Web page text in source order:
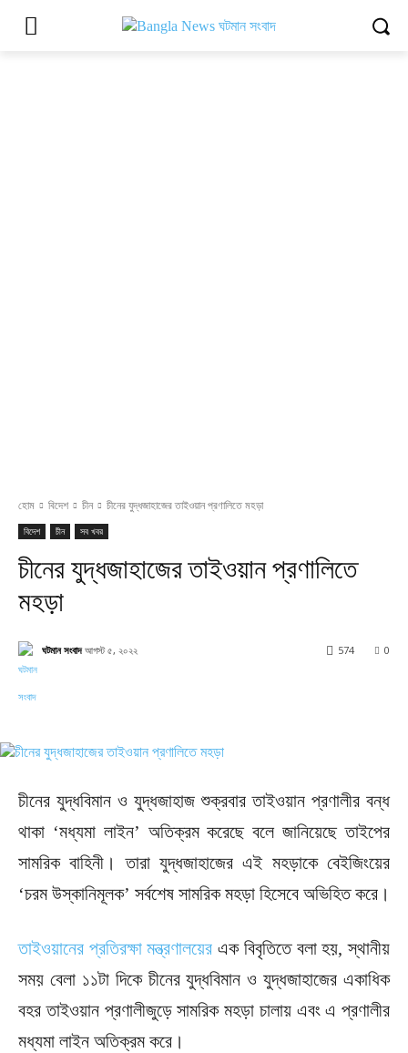
হোম বিদেশ চীন চীনের যুদ্ধজাহাজের তাইওয়ান প্রণালিতে মহড়া
বিদেশ চীন সব খবর
চীনের যুদ্ধজাহাজের তাইওয়ান প্রণালিতে
মহড়া
ঘটমান সংবাদ আগস্ট ৫, ২০২২ 0
574
চীনের যুদ্ধবিমান ও যুদ্ধজাহাজ শুক্রবার তাইওয়ান প্রণালীর বন্ধ
থাকা ‘মধ্যমা লাইন’ অতিক্রম করেছে বলে জানিয়েছে তাইপের
সামরিক বাহিনী। তারা যুদ্ধজাহাজের এই মহড়াকে বেইজিংয়ের
‘চরম উস্কানিমূলক’ সর্বশেষ সামরিক মহড়া হিসেবে অভিহিত করে।
তাইওয়ানের প্রতিরক্ষা মন্ত্রণালয়ের এক বিবৃতিতে বলা হয়, স্থানীয়
সময় বেলা ১১টা দিকে চীনের যুদ্ধবিমান ও যুদ্ধজাহাজের একাধিক
বহর তাইওয়ান প্রণালীজুড়ে সামরিক মহড়া চালায় এবং এ প্রণালীর
মধ্যমা লাইন অতিক্রম করে।